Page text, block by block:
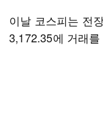
이날 코스피는 전
3,172.35에 거래